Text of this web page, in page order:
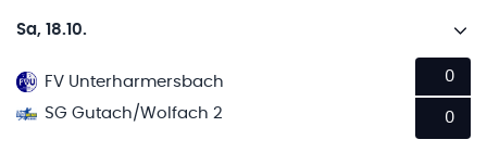
Sa, 18.10.
FV Unterharmersbach
SG Gutach/Wolfach 2
0
0